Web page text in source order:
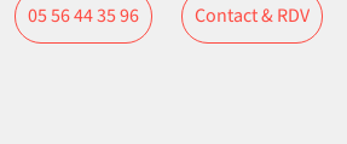
Contact & RDV